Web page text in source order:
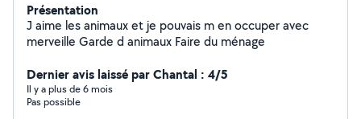
Présentation
J aime les animaux et je pouvais m en occuper avec
merveille Garde d animaux Faire du ménage
Dernier avis laissé par Chantal : 4/5
Il y a plus de 6 mois
Pas possible